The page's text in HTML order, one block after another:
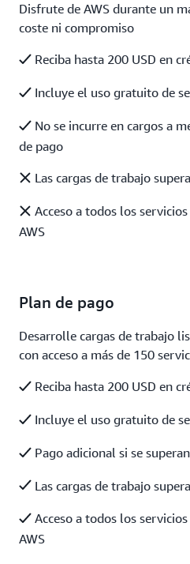
Disfrute de AWS durante un
coste ni compromiso
Reciba hasta 200 USD en
Incluye el uso gratuito de
No se incurre en cargos a
de pago
Las cargas de trabajo
Acceso a todos los
AWS
Plan de pago
Desarrolle cargas de trabajo
con acceso a más de 150
Reciba hasta 200 USD en
Incluye el uso gratuito de
Pago adicional si se
Las cargas de trabajo
Acceso a todos los
AWS